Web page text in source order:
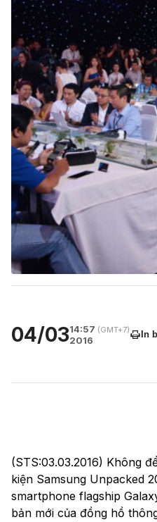
04/0314:57 (GMT+7)
2016 In
(STS:03.03.2016) Không
kiện Samsung Unpacked
smartphone flagship
bản mới của đồng hồ